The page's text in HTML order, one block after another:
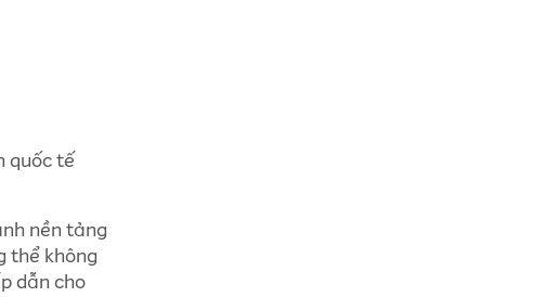
quốc tế
nền tảng
thể không
dẫn cho